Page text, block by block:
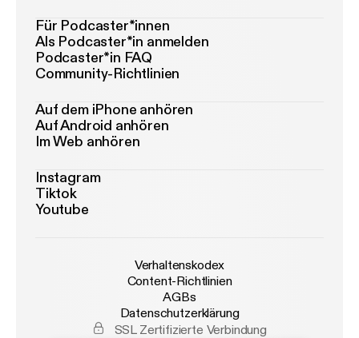
Für Podcaster*innen
Als Podcaster*in anmelden
Podcaster*in FAQ
Community-Richtlinien
Auf dem iPhone anhören
Auf Android anhören
Im Web anhören
Instagram
Tiktok
Youtube
Verhaltenskodex
Content-Richtlinien
AGBs
Datenschutzerklärung
SSL Zertifizierte Verbindung